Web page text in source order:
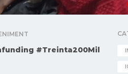
#Treinta200Mil